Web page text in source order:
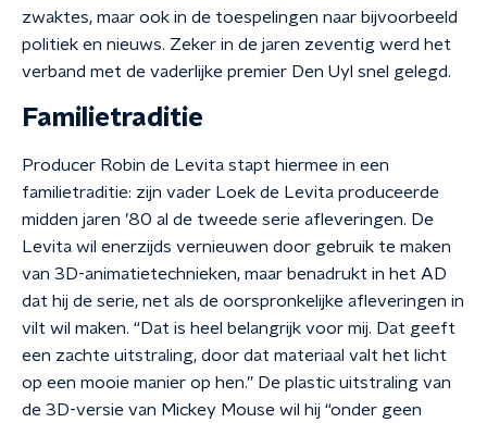
zwaktes, maar ook in de toespelingen naar bijvoorbeeld
politiek en nieuws. Zeker in de jaren zeventig werd het
verband met de vaderlijke premier Den Uyl snel gelegd.
Familietraditie
Producer Robin de Levita stapt hiermee in een
familietraditie: zijn vader Loek de Levita produceerde
midden jaren ’80 al de tweede serie afleveringen. De
Levita wil enerzijds vernieuwen door gebruik te maken
van 3D-animatietechnieken, maar benadrukt in het AD
dat hij de serie, net als de oorspronkelijke afleveringen in
vilt wil maken. “Dat is heel belangrijk voor mij. Dat geeft
een zachte uitstraling, door dat materiaal valt het licht
op een mooie manier op hen.” De plastic uitstraling van
de 3D-versie van Mickey Mouse wil hij “onder geen